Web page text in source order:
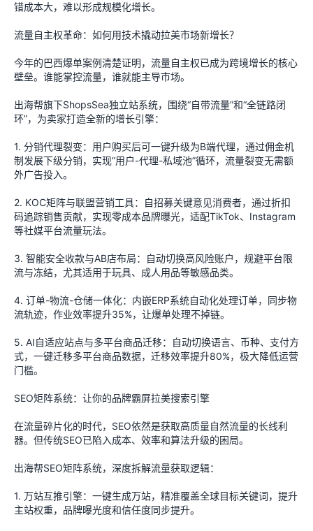
错成本大，难以形成规模化增长。
流量自主权革命：如何用技术撬动拉美市场新增长？
今年的巴西爆单案例清楚证明，流量自主权已成为跨境增长的核心
壁垒。谁能掌控流量，谁就能主导市场。
出海帮旗下ShopsSea独立站系统，围绕“自带流量”和“全链路闭
环”，为卖家打造全新的增长引擎：
1. 分销代理裂变：用户购买后可一键升级为B端代理，通过佣金机
制发展下级分销，实现“用户-代理-私域池”循环，流量裂变无需额
外广告投入。
2. KOC矩阵与联盟营销工具：自招募关键意见消费者，通过折扣
码追踪销售贡献，实现零成本品牌曝光，适配TikTok、Instagram
等社媒平台流量玩法。
3. 智能安全收款与AB店布局：自动切换高风险账户，规避平台限
流与冻结，尤其适用于玩具、成人用品等敏感品类。
4. 订单-物流-仓储一体化：内嵌ERP系统自动化处理订单，同步物
流轨迹，作业效率提升35%，让爆单处理不掉链。
5. AI自适应站点与多平台商品迁移：自动切换语言、币种、支付方
式，一键迁移多平台商品数据，迁移效率提升80%，极大降低运营
门槛。
SEO矩阵系统：让你的品牌霸屏拉美搜索引擎
在流量碎片化的时代，SEO依然是获取高质量自然流量的长线利
器。但传统SEO已陷入成本、效率和算法升级的困局。
出海帮SEO矩阵系统，深度拆解流量获取逻辑：
1. 万站互推引擎：一键生成万站，精准覆盖全球目标关键词，提升
主站权重，品牌曝光度和信任度同步提升。